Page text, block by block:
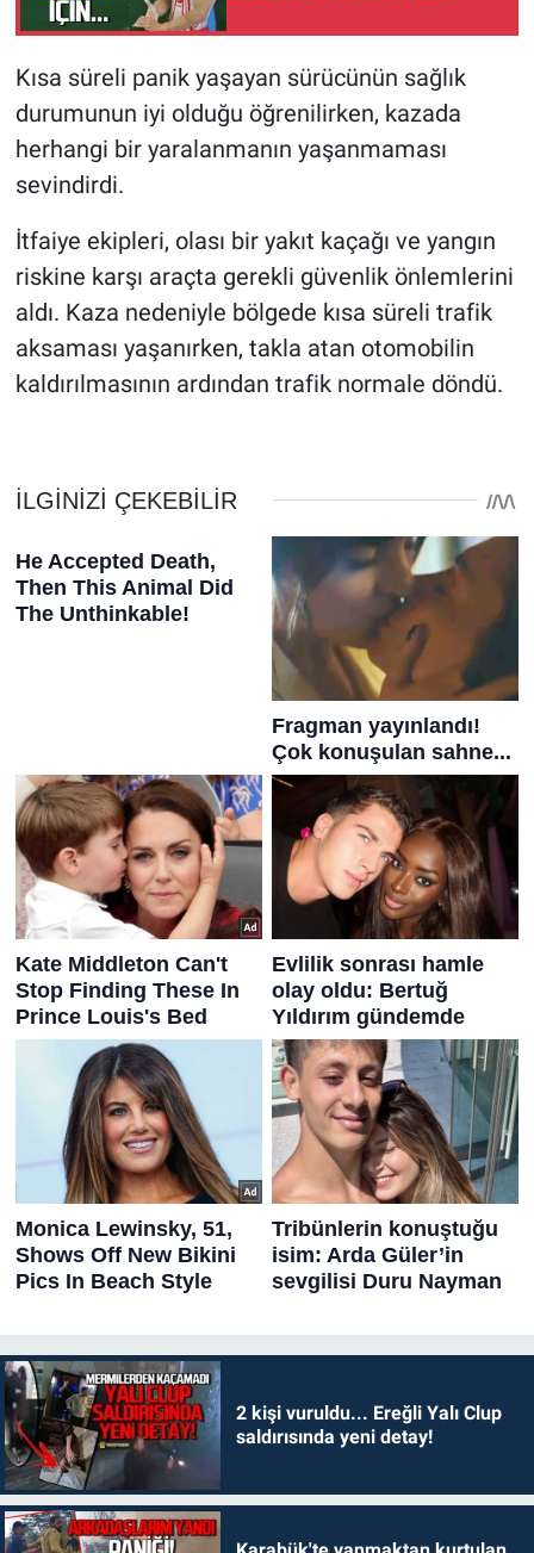
Kısa süreli panik yaşayan sürücünün sağlık
durumunun iyi olduğu öğrenilirken, kazada
herhangi bir yaralanmanın yaşanmaması
sevindirdi.
İtfaiye ekipleri, olası bir yakıt kaçağı ve yangın
riskine karşı araçta gerekli güvenlik önlemlerini
aldı. Kaza nedeniyle bölgede kısa süreli trafik
aksaması yaşanırken, takla atan otomobilin
kaldırılmasının ardından trafik normale döndü.
2 kişi vuruldu... Ereğli Yalı Clup
saldırısında yeni detay!